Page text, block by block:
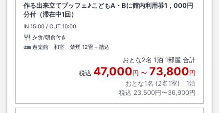
作る出来立てブッフェ♪こどもA・Bに館内利用券1，000円
分付（滞在中1回）
IN チェックイン
15:00 / OUT チェックアウト
10:00
夕食/朝食付き
遊楽館 和室 禁煙 12畳＋踏込
おとな2名 1泊 1部屋 合計
税込 47,000円 〜 73,800円
おとな1名 (2名1室)｜ 1泊
税込 23,500円〜36,900円